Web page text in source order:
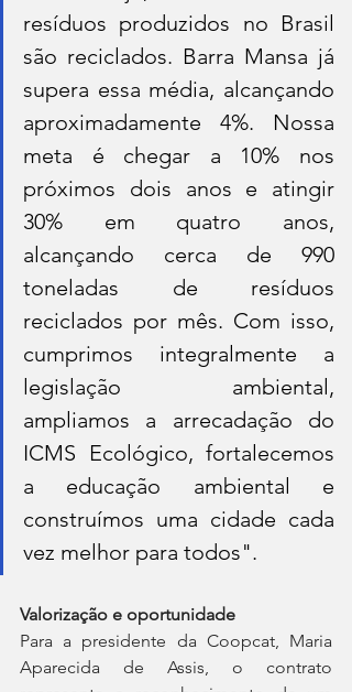
resíduos produzidos no Brasil
são reciclados. Barra Mansa já
supera essa média, alcançando
aproximadamente 4%. Nossa
meta é chegar a 10% nos
próximos dois anos e atingir
30% em quatro anos,
alcançando cerca de 990
toneladas de resíduos
reciclados por mês. Com isso,
cumprimos integralmente a
legislação ambiental,
ampliamos a arrecadação do
ICMS Ecológico, fortalecemos
a educação ambiental e
construímos uma cidade cada
vez melhor para todos".
Valorização e oportunidade
Para a presidente da Coopcat, Maria
Aparecida de Assis, o contrato